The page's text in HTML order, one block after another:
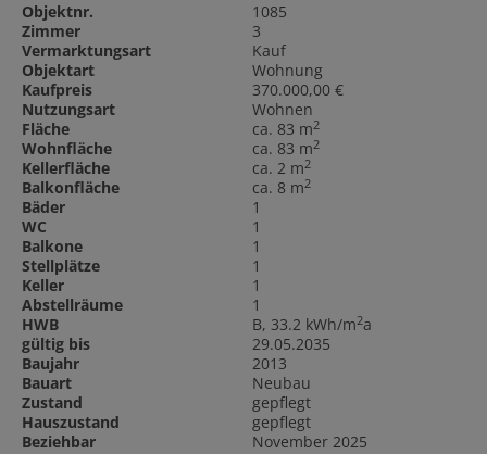
Objektnr.
1085
Zimmer
3
Vermarktungsart
Kauf
Objektart
Wohnung
Kaufpreis
370.000,00 €
Nutzungsart
Wohnen
Fläche
ca. 83 m2
Wohnfläche ca. 83 m2
Kellerfläche ca. 2 m2
Balkonfläche ca. 8 m2
Bäder
1
WC
1
Balkone
1
Stellplätze
1
Keller
1
Abstellräume
1
HWB
B, 33.2 kWh/m2a
gültig bis
29.05.2035
Baujahr
2013
Bauart
Neubau
Zustand
gepflegt
Hauszustand
gepflegt
Beziehbar
November 2025